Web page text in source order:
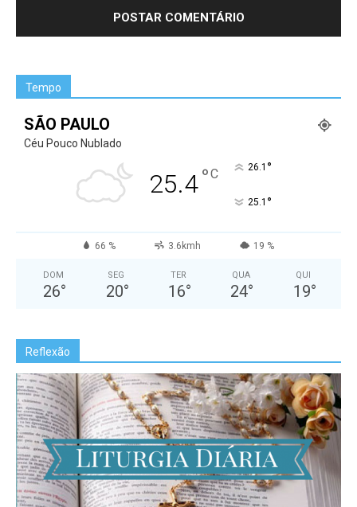
Tempo
SÃO PAULO
Céu Pouco Nublado
25.4°C 26.1 °
25.1 °
66 % 3.6kmh 19 %
DOM
26°
SEG
20°
TER
16°
QUA
24°
QUI
19°
Reflexão